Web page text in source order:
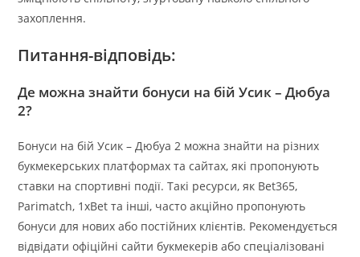
захоплення.
Питання-відповідь:
Де можна знайти бонуси на бій Усик – Дюбуа
2?
Бонуси на бій Усик – Дюбуа 2 можна знайти на різних
букмекерських платформах та сайтах, які пропонують
ставки на спортивні події. Такі ресурси, як Bet365,
Parimatch, 1xBet та інші, часто акційно пропонують
бонуси для нових або постійних клієнтів. Рекомендується
відвідати офіційні сайти букмекерів або спеціалізовані